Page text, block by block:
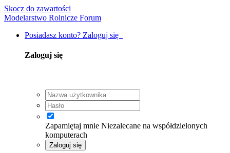
Skocz do zawartości
Modelarstwo Rolnicze Forum
Posiadasz konto? Zaloguj się
Zaloguj się
Zapamiętaj mnie Niezalecane na współdzielonych
komputerach
Zaloguj się